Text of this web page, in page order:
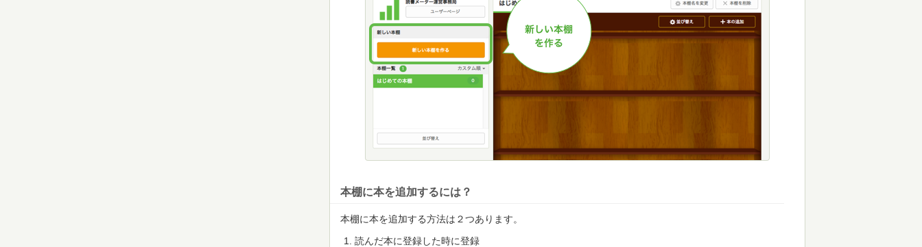
本棚に本を追加するには？
本棚に本を追加する方法は２つあります。
読んだ本に登録した時に登録